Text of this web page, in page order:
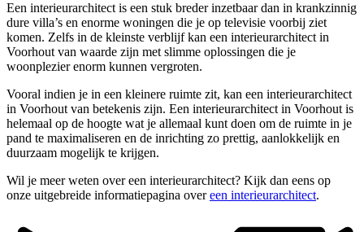
Een interieurarchitect is een stuk breder inzetbaar dan in krankzinnig
dure villa’s en enorme woningen die je op televisie voorbij ziet
komen. Zelfs in de kleinste verblijf kan een interieurarchitect in
Voorhout van waarde zijn met slimme oplossingen die je
woonplezier enorm kunnen vergroten.
Vooral indien je in een kleinere ruimte zit, kan een interieurarchitect
in Voorhout van betekenis zijn. Een interieurarchitect in Voorhout is
helemaal op de hoogte wat je allemaal kunt doen om de ruimte in je
pand te maximaliseren en de inrichting zo prettig, aanlokkelijk en
duurzaam mogelijk te krijgen.
Wil je meer weten over een interieurarchitect? Kijk dan eens op
onze uitgebreide informatiepagina overeen interieurarchitect.